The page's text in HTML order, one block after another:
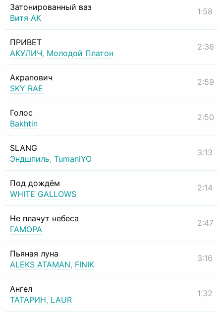
Затонированный ваз
Витя АК
1:58
ПРИВЕТ
АКУЛИЧ, Молодой Платон
2:36
Акрапович
SKY RAE
2:59
Голос
Bakhtin
2:50
SLANG
Эндшпиль, TumaniYO
3:13
Под дождём
WHITE GALLOWS
2:14
Не плачут небеса
ГАМОРА
2:47
Пьяная луна
ALEKS ATAMAN, FINIK
3:16
Ангел
ТАТАРИН, LAUR
1:32